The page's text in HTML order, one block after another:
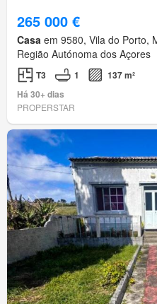
265 000 €
Casa em 9580, Vila do Porto,
Região Autónoma dos Açores
T3 1
137 m²
Há 30+ dias
PROPERSTAR